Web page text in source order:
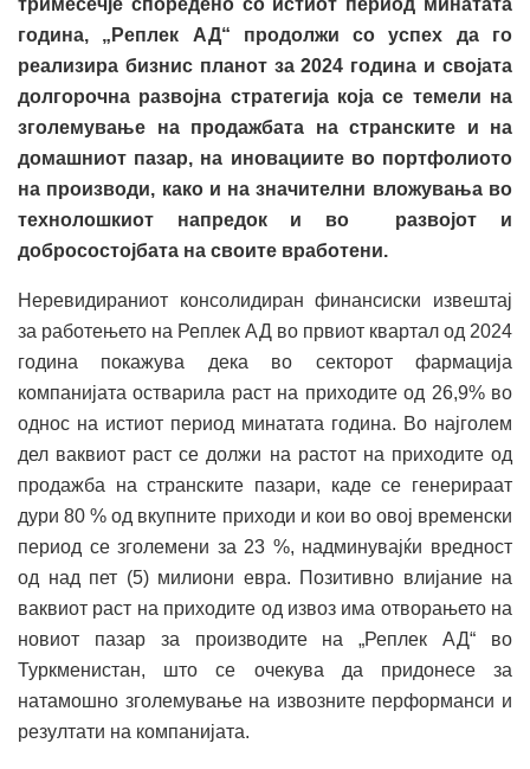
година, „Реплек АД“ продолжи со успех да го
реализира бизнис планот за 2024 година и својата
долгорочна развојна стратегија која се темели на
зголемување на продажбата на странските и на
домашниот пазар, на иновациите во портфолиото
на производи, како и на значителни вложувања во
технолошкиот напредок и во развојот и
добросостојбата на своите вработени.
Неревидираниот консолидиран финансиски извештај
за работењето на Реплек АД во првиот квартал од 2024
година покажува дека во секторот фармација
компанијата остварила раст на приходите од 26,9% во
однос на истиот период минатата година. Во најголем
дел ваквиот раст се должи на растот на приходите од
продажба на странските пазари, каде се генерираат
дури 80 % од вкупните приходи и кои во овој временски
период се зголемени за 23 %, надминувајќи вредност
од над пет (5) милиони евра. Позитивно влијание на
ваквиот раст на приходите од извоз има отворањето на
новиот пазар за производите на „Реплек АД“ во
Туркменистан, што се очекува да придонесе за
натамошно зголемување на извозните перформанси и
резултати на компанијата.